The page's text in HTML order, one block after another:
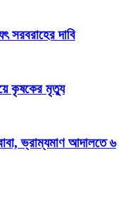
সরবরাহের দাবি
কৃষকের মৃত্যু
ভ্রাম্যমাণ আদালতে ৬